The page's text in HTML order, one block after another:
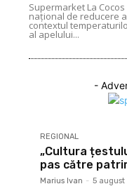
Supermarket La
național de reducere
contextul
al apelului...
-
REGIONAL
„Cultura
pas către
Marius Ivan - 5